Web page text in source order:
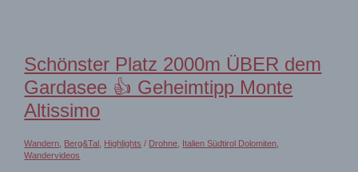
zum
Ledrosee
Schönster Platz 2000m ÜBER dem
Gardasee 👍 Geheimtipp Monte
Altissimo
Wandern Berg&Tal Highlights / Drohne Italien Südtirol Dolomiten
Wandervideos